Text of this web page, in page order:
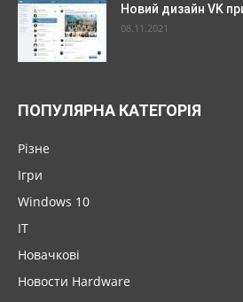
Новий дизайн VK
08.11.2021
ПОПУЛЯРНА КАТЕГОРІЯ
Різне
Ігри
Windows 10
IT
Новачкові
Новости Hardware